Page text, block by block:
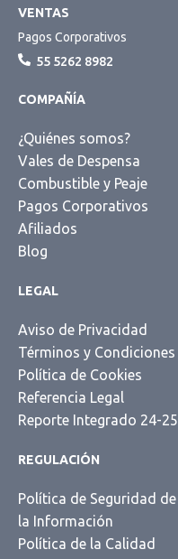
VENTAS
Pagos Corporativos
55 5262 8982
COMPAÑÍA
¿Quiénes somos?
Vales de Despensa
Combustible y Peaje
Pagos Corporativos
Afiliados
Blog
LEGAL
Aviso de Privacidad
Términos y Condiciones
Política de Cookies
Referencia Legal
Reporte Integrado 24-25
REGULACIÓN
Política de Seguridad de
la Información
Política de la Calidad